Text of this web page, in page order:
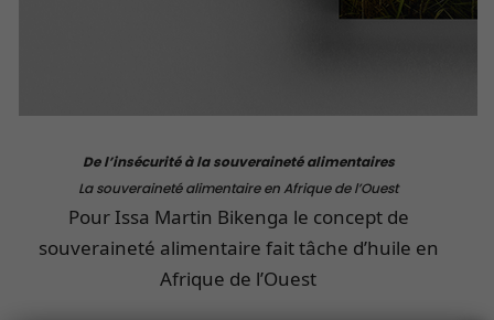
De l’insécurité à la souveraineté alimentaires
La souveraineté alimentaire en Afrique de l’Ouest
Pour Issa Martin Bikenga le concept de
souveraineté alimentaire fait tâche d’huile en
Afrique de l’Ouest